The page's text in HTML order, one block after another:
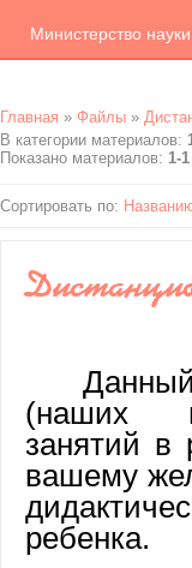
Министерство
Главная » Файлы »
В категории материалов:
Показано материалов: 1-1
Сортировать по:
Данный
(наших
занятий в
вашему
ребенка.